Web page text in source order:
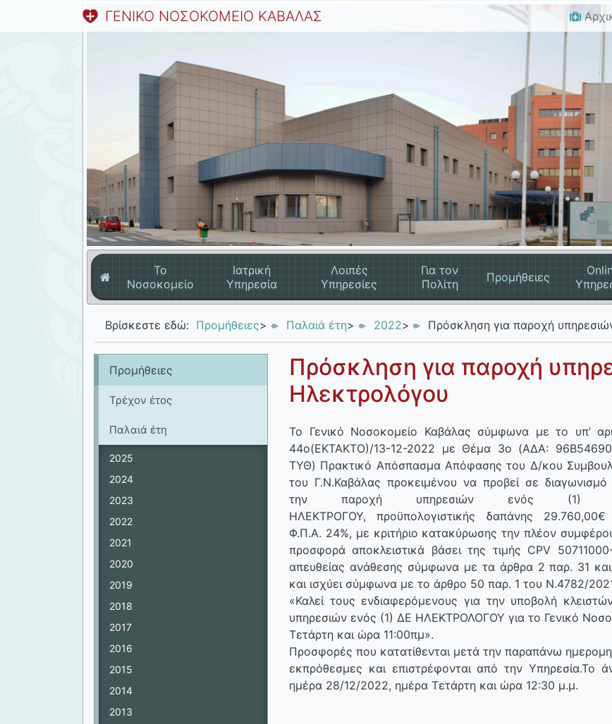
ΓΕΝΙΚΟ ΝΟΣΟΚΟΜΕΙΟ ΚΑΒΑΛΑΣ
Το
Νοσοκομείο
Ιατρική
Υπηρεσία
Λοιπές
Υπηρεσίες
Για τον
Πολίτη
Προμήθειες
Βρίσκεστε εδώ: Προμήθειες> Παλαιά έτη> 2022> Πρόσκληση για παροχή
Προμήθειες
Τρέχον έτος
Παλαιά έτη
2025
2024
2023
2022
2021
2020
2019
2018
2017
2016
2015
2014
2013
Πρόσκληση για παροχή
Ηλεκτρολόγου
Το Γενικό Νοσοκομείο Καβάλας σύμφωνα με το υπ’
44ο(ΕΚΤΑΚΤΟ)/13-12-2022 με Θέμα 3o (ΑΔΑ:
ΤΥΘ) Πρακτικό Απόσπασμα Απόφασης του Δ/κου
του Γ.Ν.Καβάλας προκειμένου να προβεί σε διαγωνισμό
την παροχή υπηρεσιών ενός (1)
ΗΛΕΚΤΡΟΓΟΥ, προϋπολογιστικής δαπάνης
Φ.Π.Α. 24%, με κριτήριο κατακύρωσης την πλέον
προσφορά αποκλειστικά βάσει της τιμής CPV
απευθείας ανάθεσης σύμφωνα με τα άρθρα 2 παρ. 31
και ισχύει σύμφωνα με το άρθρο 50 παρ. 1 του Ν.4782/
«Καλεί τους ενδιαφερόμενους για την υποβολή
υπηρεσιών ενός (1) ΔΕ ΗΛΕΚΤΡΟΛΟΓΟΥ για το Γενικό
Τετάρτη και ώρα 11:00πμ».
Προσφορές που κατατίθενται μετά την παραπάνω
εκπρόθεσμες και επιστρέφονται από την Υπηρεσία.Το
ημέρα 28/12/2022, ημέρα Τετάρτη και ώρα 12:30 μ.μ.